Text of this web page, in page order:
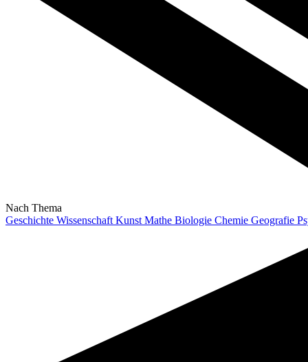
Nach Thema
Geschichte Wissenschaft Kunst Mathe Biologie Chemie Geografie